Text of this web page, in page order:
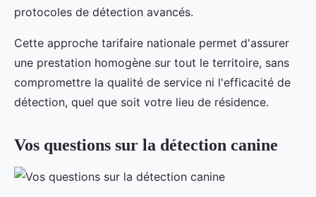
protocoles de détection avancés.
Cette approche tarifaire nationale permet d'assurer
une prestation homogène sur tout le territoire, sans
compromettre la qualité de service ni l'efficacité de
détection, quel que soit votre lieu de résidence.
Vos questions sur la détection canine